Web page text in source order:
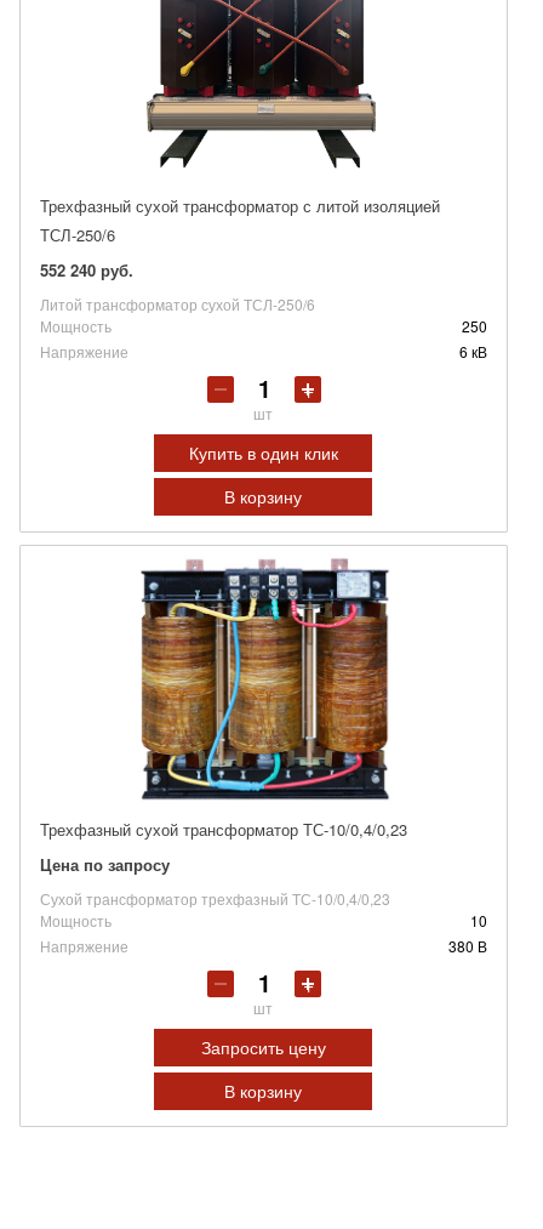
Трехфазный сухой трансформатор с литой изоляцией
ТСЛ-250/6
552 240 руб.
Литой трансформатор сухой ТСЛ-250/6
Мощность
250
Напряжение
6 кВ
шт
Купить в один клик
В корзину
Трехфазный сухой трансформатор ТС-10/0,4/0,23
Цена по запросу
Сухой трансформатор трехфазный ТС-10/0,4/0,23
Мощность
10
Напряжение
380 В
шт
Запросить цену
В корзину